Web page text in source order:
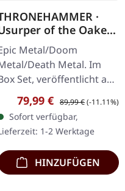
·
of the Oaken
| WOODEN LP
SET
Metal/Doom
Death Metal. Im
Set, veröffentlicht am
08.03.2024, auf Supreme
Chaos Records. Ultra
handgearbeitete
mit…
Verkaufspreis:
79,99 € Regulärer Preis:
89,99 €(-11.11%)
Sofort verfügbar,
1-2 Werktage
HINZUFÜGEN